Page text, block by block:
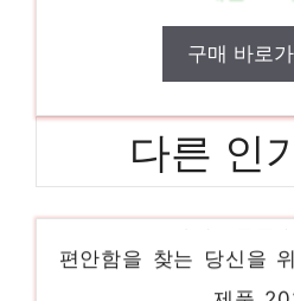
구매 바로
다른 인